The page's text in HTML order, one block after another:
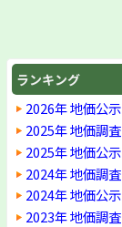
ランキング
2026年 地価公示
2025年 地価調査
2025年 地価公示
2024年 地価調査
2024年 地価公示
2023年 地価調査